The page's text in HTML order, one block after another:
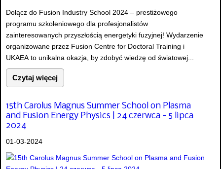
Dołącz do Fusion Industry School 2024 – prestiżowego
programu szkoleniowego dla profesjonalistów
zainteresowanych przyszłością energetyki fuzyjnej! Wydarzenie
organizowane przez Fusion Centre for Doctoral Training i
UKAEA to unikalna okazja, by zdobyć wiedzę od światowej...
Czytaj więcej
15th Carolus Magnus Summer School on Plasma
and Fusion Energy Physics | 24 czerwca - 5 lipca
2024
01-03-2024